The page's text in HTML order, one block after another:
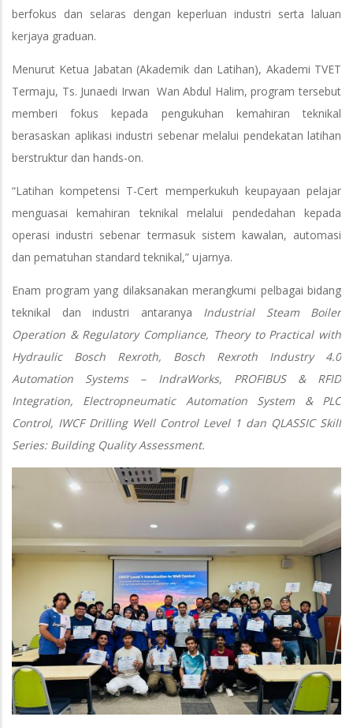
berfokus dan selaras dengan keperluan industri serta laluan
kerjaya graduan.
Menurut Ketua Jabatan (Akademik dan Latihan), Akademi TVET
Termaju, Ts. Junaedi Irwan Wan Abdul Halim, program tersebut
memberi fokus kepada pengukuhan kemahiran teknikal
berasaskan aplikasi industri sebenar melalui pendekatan latihan
berstruktur dan hands-on.
“Latihan kompetensi T-Cert memperkukuh keupayaan pelajar
menguasai kemahiran teknikal melalui pendedahan kepada
operasi industri sebenar termasuk sistem kawalan, automasi
dan pematuhan standard teknikal,” ujarnya.
Enam program yang dilaksanakan merangkumi pelbagai bidang
teknikal dan industri antaranya Industrial Steam Boiler
Operation & Regulatory Compliance, Theory to Practical with
Hydraulic Bosch Rexroth, Bosch Rexroth Industry 4.0
Automation Systems – IndraWorks, PROFIBUS & RFID
Integration, Electropneumatic Automation System & PLC
Control, IWCF Drilling Well Control Level 1 dan QLASSIC Skill
Series: Building Quality Assessment.